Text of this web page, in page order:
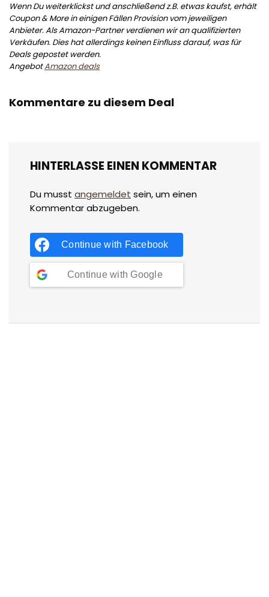
Wenn Du weiterklickst und anschließend z.B. etwas kaufst, erhält
Coupon & More in einigen Fällen Provision vom jeweiligen
Anbieter. Als Amazon-Partner verdienen wir an qualifizierten
Verkäufen. Dies hat allerdings keinen Einfluss darauf, was für
Deals gepostet werden.
AngebotAmazon deals
Kommentare zu diesem Deal
HINTERLASSE EINEN KOMMENTAR
Du musst angemeldet sein, um einen
Kommentar abzugeben.
Continue with Facebook
Continue with Google